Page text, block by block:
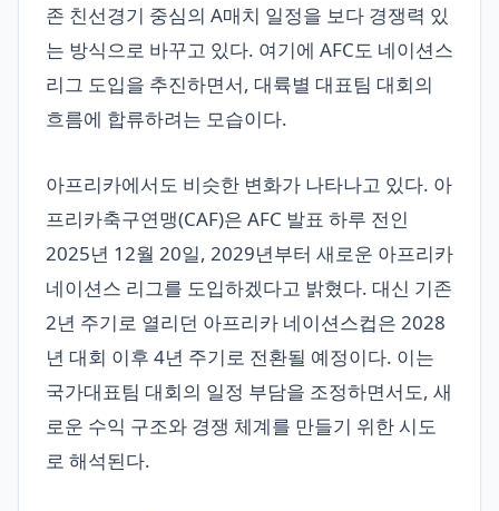
존 친선경기 중심의 A매치 일정을 보다 경쟁력 있
는 방식으로 바꾸고 있다. 여기에 AFC도 네이션스
리그 도입을 추진하면서, 대륙별 대표팀 대회의
흐름에 합류하려는 모습이다.
아프리카에서도 비슷한 변화가 나타나고 있다. 아
프리카축구연맹(CAF)은 AFC 발표 하루 전인
2025년 12월 20일, 2029년부터 새로운 아프리카
네이션스 리그를 도입하겠다고 밝혔다. 대신 기존
2년 주기로 열리던 아프리카 네이션스컵은 2028
년 대회 이후 4년 주기로 전환될 예정이다. 이는
국가대표팀 대회의 일정 부담을 조정하면서도, 새
로운 수익 구조와 경쟁 체계를 만들기 위한 시도
로 해석된다.